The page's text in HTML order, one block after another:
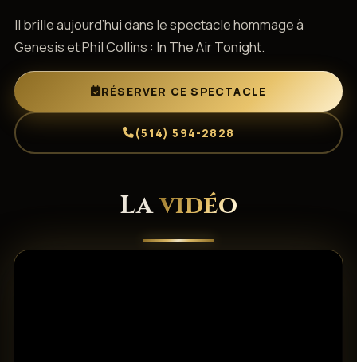
Il brille aujourd’hui dans le spectacle hommage à
Genesis et Phil Collins : In The Air Tonight.
RÉSERVER CE SPECTACLE
(514) 594-2828
Lavidéo